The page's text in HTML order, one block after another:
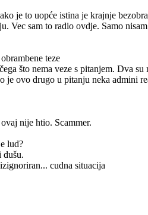
je to uopće istina je krajnje
Vec sam to radio ovdje. Samo
teze
što nema veze s pitanjem. Dva
je ovo drugo u pitanju neka admini
nije htio. Scammer.
lud?
dušu.
cudna situacija